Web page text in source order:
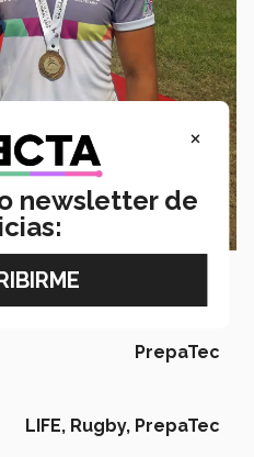
PrepaTec
LIFE, Rugby, PrepaTec
×
newsletter de